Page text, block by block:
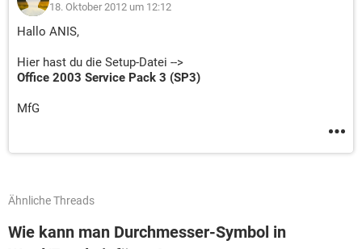
18. Oktober 2012 um 12:12
Hallo ANIS,
Hier hast du die Setup-Datei -->
Office 2003 Service Pack 3 (SP3)
MfG
Ähnliche Threads
Wie kann man Durchmesser-Symbol in